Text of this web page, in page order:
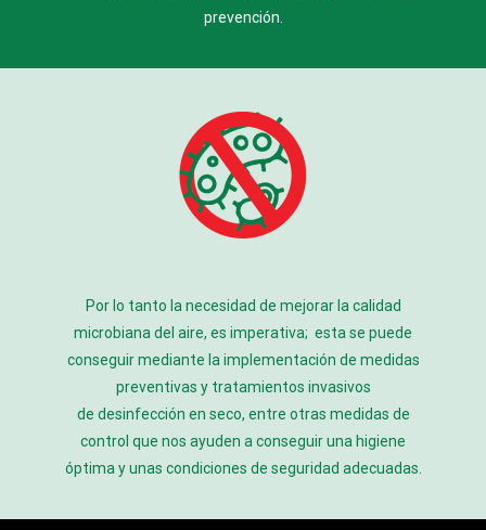
prevención.
Por lo tanto la necesidad de mejorar la calidad
microbiana del aire, es imperativa; esta se puede
conseguir mediante la implementación de medidas
preventivas y tratamientos invasivos
de desinfección en seco, entre otras medidas de
control que nos ayuden a conseguir una higiene
óptima y unas condiciones de seguridad adecuadas.